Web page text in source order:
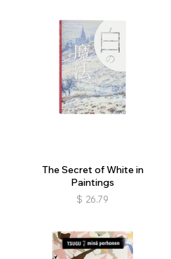
The Secret of White in
Paintings
$ 26.79